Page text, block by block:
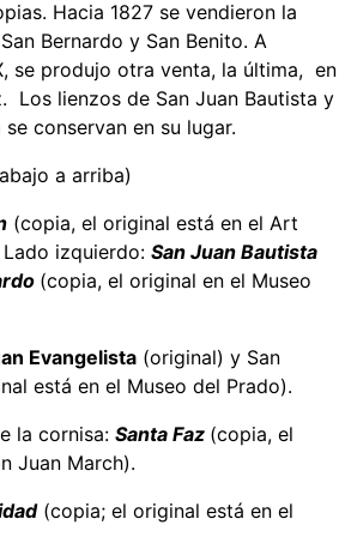
Hacia 1827 se vendieron la
Bernardo y San Benito. A
se produjo otra venta, la última, en
Los lienzos de San Juan Bautista y
conservan en su lugar.
a arriba)
(copia, el original está en el Art
izquierdo: San Juan Bautista
(copia, el original en el Museo
Evangelista (original) y San
está en el Museo del Prado).
la cornisa: Santa Faz (copia, el
Juan March).
(copia; el original está en el